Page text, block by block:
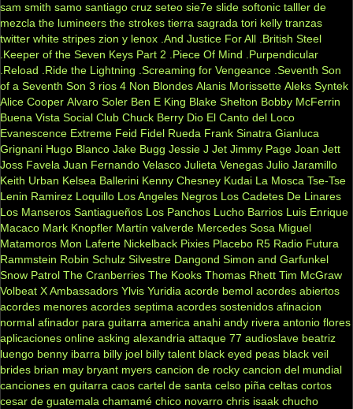
sam smith samo santiago cruz seteo sie7e slide softonic talller de
mezcla the lumineers the strokes tierra sagrada tori kelly tranzas
twitter white stripes zion y lenox .And Justice For All .British Steel
.Keeper of the Seven Keys Part 2
.Piece Of Mind
.Purpendicular
.Reload
.Ride the Lightning .Screaming for Vengeance .Seventh Son
of a Seventh Son 3 rios 4 Non Blondes Alanis Morissette Aleks Syntek
Alice Cooper Alvaro Soler Ben E King Blake Shelton Bobby McFerrin
Buena Vista Social Club Chuck Berry Dio El Canto del Loco
Evanescence Extreme Feid Fidel Rueda Frank Sinatra Gianluca
Grignani Hugo Blanco Jake Bugg Jessie J Jet Jimmy Page Joan Jett
Joss Favela Juan Fernando Velasco Julieta Venegas Julio Jaramillo
Keith Urban Kelsea Ballerini Kenny Chesney Kudai La Mosca Tse-Tse
Lenin Ramirez Loquillo Los Angeles Negros Los Cadetes De Linares
Los Manseros Santiagueños Los Panchos Lucho Barrios Luis Enrique
Macaco Mark Knopfler Martín valverde Mercedes Sosa Miguel
Matamoros Mon Laferte Nickelback Pixies Placebo R5 Radio Futura
Rammstein Robin Schulz Silvestre Dangond Simon and Garfunkel
Snow Patrol The Cranberries The Kooks Thomas Rhett Tim McGraw
Volbeat X Ambassadors Ylvis Yuridia acorde bemol acordes abiertos
acordes menores acordes septima acordes sostenidos afinacion
normal afinador para guitarra america anahi andy rivera antonio flores
aplicaciones online asking alexandria attaque 77 audioslave beatriz
luengo benny ibarra billy joel billy talent black eyed peas black veil
brides brian may bryant myers cancion de rocky cancion del mundial
canciones en guitarra caos cartel de santa celso piña celtas cortos
cesar de guatemala chamamé chico novarro chris isaak chucho